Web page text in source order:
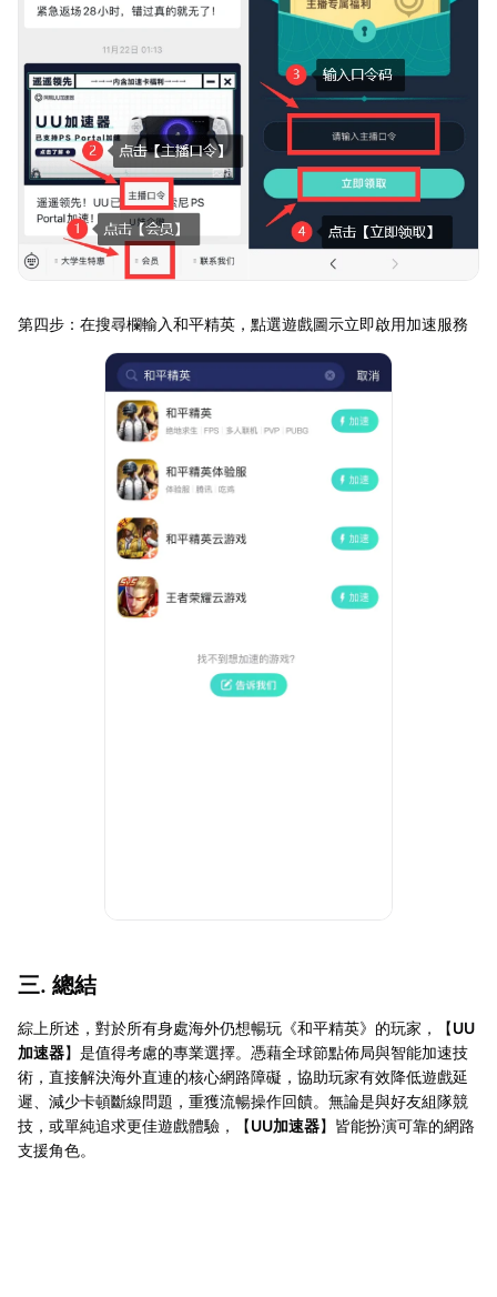
第四步：在搜尋欄輸入和平精英，點選遊戲圖示立即啟用加速服務
三. 總結
綜上所述，對於所有身處海外仍想暢玩《和平精英》的玩家，【UU
加速器】是值得考慮的專業選擇。憑藉全球節點佈局與智能加速技
術，直接解決海外直連的核心網路障礙，協助玩家有效降低遊戲延
遲、減少卡頓斷線問題，重獲流暢操作回饋。無論是與好友組隊競
技，或單純追求更佳遊戲體驗，【UU加速器】皆能扮演可靠的網路
支援角色。